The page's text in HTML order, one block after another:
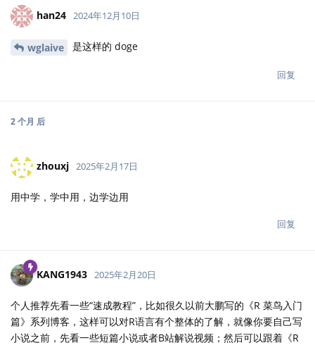
han24 2024年12月10日
wglaive 是这样的 doge
回复
2 个月 后
zhouxj 2025年2月17日
用中学，学中用，边学边用
回复
KANG1943 2025年2月20日
个人推荐先看一些“速成教程”，比如很久以前大鹏写的《R 菜鸟入门
篇》系列博客，这样可以对R语言有个整体的了解，就像你要自己写
小说之前，先看一些短篇小说或者B站解说视频；然后可以跟着《R